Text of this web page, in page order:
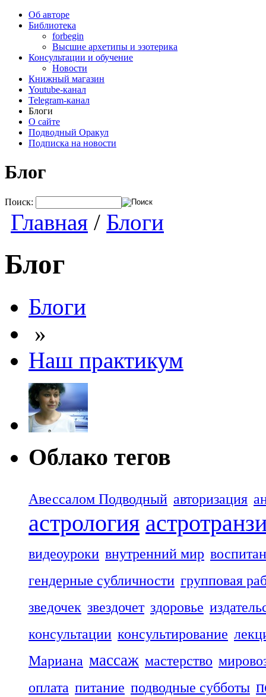
Об авторе
Библиотека
forbegin
Высшие архетипы и эзотерика
Консультации и обучение
Новости
Книжный магазин
Youtube-канал
Telegram-канал
Блоги
О сайте
Подводный Оракул
Подписка на новости
Блог
Поиск:
Главная / Блоги
Блог
Блоги
»
Наш практикум
Облако тегов
Авессалом Подводный авторизация
астрология
видеоуроки внутренний мир
гендерные субличности групповая
зведочек звездочет здоровье
консультации консультирование
Мариана массаж мастерство
оплата питание подводные субботы